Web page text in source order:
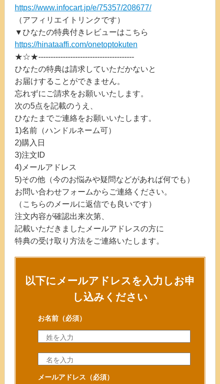
https://www.infocart.jp/e/75357/208677/
（アフィリエイトリンクです）
▼ひなたの特典付きレビューはこちら
https://hinataaffi.com/onetoptokuten
★☆★---------------------------------------
ひなたの特典は請求していただかないと
お届けすることができません。
忘れずにご請求をお願いいたします。
次の5点を記載のうえ、
ひなたまでご連絡をお願いいたします。
1)名前（ハンドルネーム可）
2)購入日
3)注文ID
4)メールアドレス
5)その他（今のお悩みや疑問などがあれば何でも）
お問い合わせフォームからご連絡ください。
（こちらのメールに返信でも良いです）
注文内容が確認出来次第、
記載いただきましたメールアドレスの方に
特典の受け取り方法をご連絡いたします。
以下にメールアドレスを入力しお申
し込みください
お名前（必須）
メールアドレス （必須）